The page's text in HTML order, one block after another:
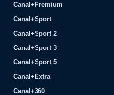
Canal+Premium
Canal+Sport
Canal+Sport 2
Canal+Sport 3
Canal+Sport 5
Canal+Extra
Canal+360